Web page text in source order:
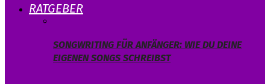
RATGEBER
SONGWRITING FÜR ANFÄNGER: WIE DU DEINE
EIGENEN SONGS SCHREIBST